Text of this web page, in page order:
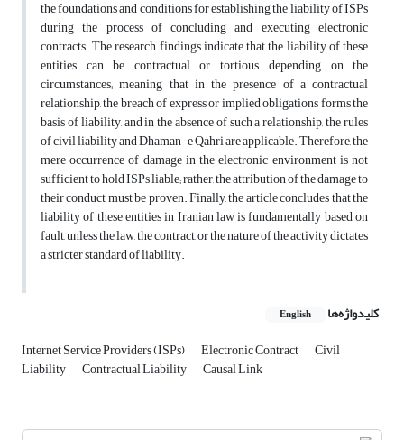
the foundations and conditions for establishing the liability of ISPs
during the process of concluding and executing electronic
contracts. The research findings indicate that the liability of these
entities can be contractual or tortious, depending on the
circumstances; meaning that in the presence of a contractual
relationship, the breach of express or implied obligations forms the
basis of liability, and in the absence of such a relationship, the rules
of civil liability and Dhaman-e Qahri are applicable. Therefore, the
mere occurrence of damage in the electronic environment is not
sufficient to hold ISPs liable; rather, the attribution of the damage to
their conduct must be proven. Finally, the article concludes that the
liability of these entities in Iranian law is fundamentally based on
fault, unless the law, the contract, or the nature of the activity dictates
a stricter standard of liability.
کلیدواژه‌ها English
Internet Service Providers (ISPs) Electronic Contract Civil
Liability Contractual Liability Causal Link